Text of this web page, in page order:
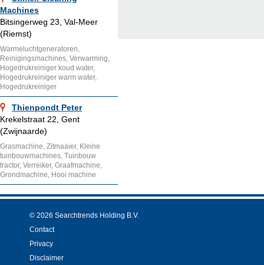
Machines
Bitsingerweg 23, Val-Meer
(Riemst)
Warmeluchtgeneratoren,
Reinigingsmachines, Verwarming,
Hogedrukreiniger koud water,
Hogedrukreiniger warm water,
Hogedrukreiniger
Thienpondt Peter
Krekelstraat 22, Gent
(Zwijnaarde)
Grasmachine, Zitmaaier, Kleine
tuinbouwmachines, Tuinbouw
tractor, Verreiker, Graafmachine,
Grondmachine, Hooi machine
© 2026 Searchtrends Holding B.V.
Contact
Privacy
Disclaimer